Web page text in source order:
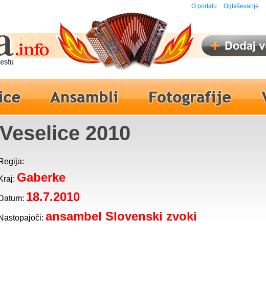
O portalu Oglaševanje
Veselice 2010
Gaberke
18.7.2010
ansambel Slovenski zvoki